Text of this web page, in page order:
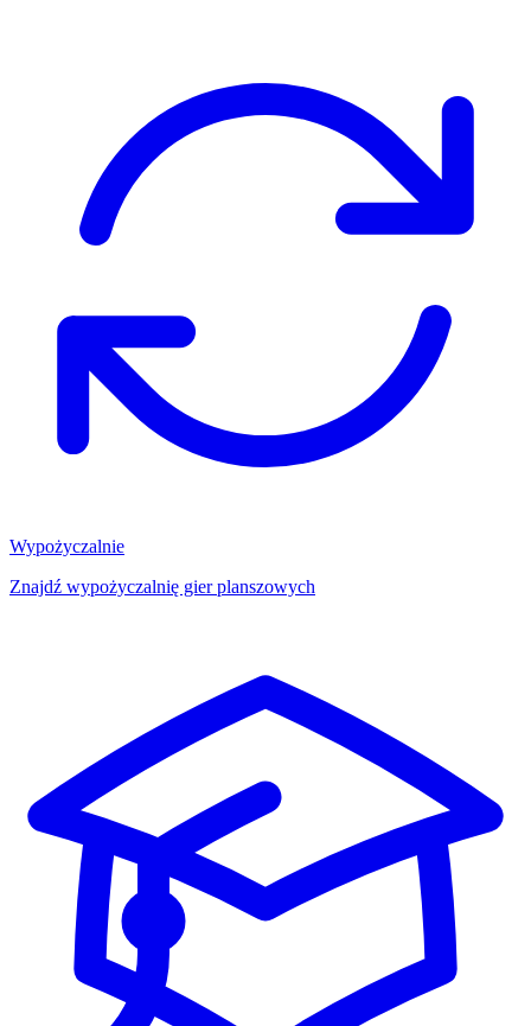
Wypożyczalnie
Znajdź wypożyczalnię gier planszowych